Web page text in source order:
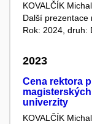
KOVALČÍK Michal
Další prezentace
Rok: 2024, druh:
2023
Cena rektora
univerzity
KOVALČÍK Michal